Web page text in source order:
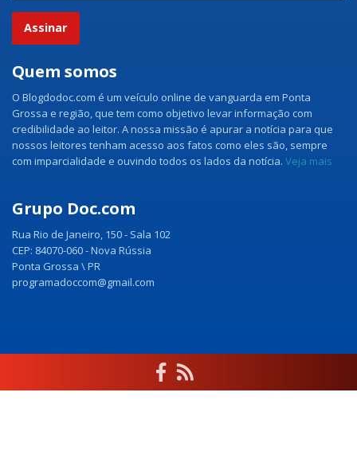
Assinar
Quem somos
O Blogdodoc.com é um veículo online de vanguarda em Ponta
Grossa e região, que tem como objetivo levar informação com
credibilidade ao leitor. A nossa missão é apurar a notícia para que
nossos leitores tenham acesso aos fatos como eles são, sempre
com imparcialidade e ouvindo todos os lados da notícia. Veja mais
Grupo Doc.com
Rua Rio de Janeiro, 150 - Sala 102
CEP: 84070-060 - Nova Rússia
Ponta Grossa \ PR
programadoccom@gmail.com